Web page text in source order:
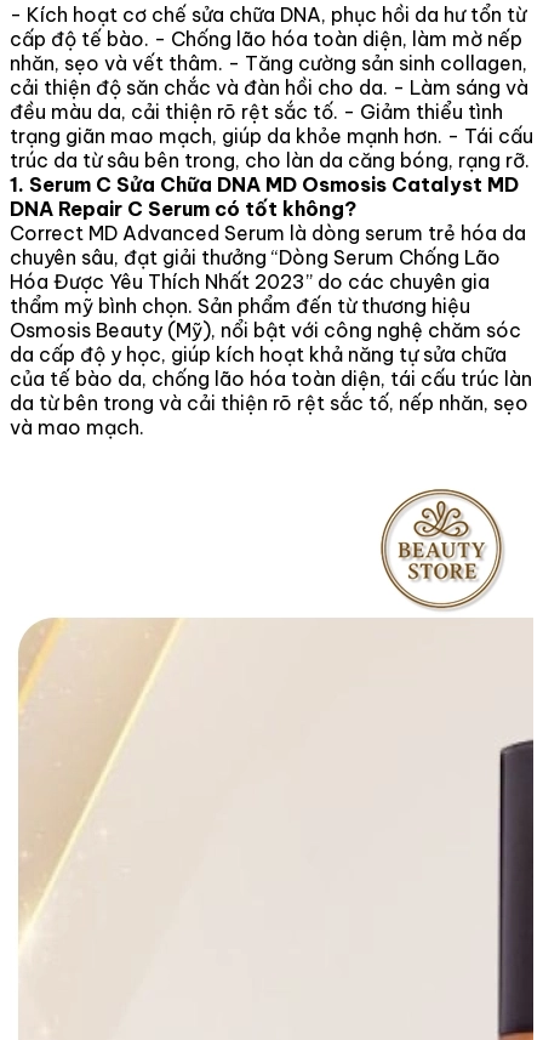
- Kích hoạt cơ chế sửa chữa DNA, phục hồi da hư tổn từ
cấp độ tế bào. - Chống lão hóa toàn diện, làm mờ nếp
nhăn, sẹo và vết thâm. - Tăng cường sản sinh collagen,
cải thiện độ săn chắc và đàn hồi cho da. - Làm sáng và
đều màu da, cải thiện rõ rệt sắc tố. - Giảm thiểu tình
trạng giãn mao mạch, giúp da khỏe mạnh hơn. - Tái cấu
trúc da từ sâu bên trong, cho làn da căng bóng, rạng rỡ.
1. Serum C Sửa Chữa DNA MD Osmosis Catalyst MD
DNA Repair C Serum có tốt không?
Correct MD Advanced Serum là dòng serum trẻ hóa da
chuyên sâu, đạt giải thưởng “Dòng Serum Chống Lão
Hóa Được Yêu Thích Nhất 2023” do các chuyên gia
thẩm mỹ bình chọn. Sản phẩm đến từ thương hiệu
Osmosis Beauty (Mỹ), nổi bật với công nghệ chăm sóc
da cấp độ y học, giúp kích hoạt khả năng tự sửa chữa
của tế bào da, chống lão hóa toàn diện, tái cấu trúc làn
da từ bên trong và cải thiện rõ rệt sắc tố, nếp nhăn, sẹo
và mao mạch.